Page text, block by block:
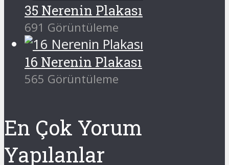
35 Nerenin Plakası
691 Görüntüleme
16 Nerenin Plakası
565 Görüntüleme
En Çok Yorum
Yapılanlar